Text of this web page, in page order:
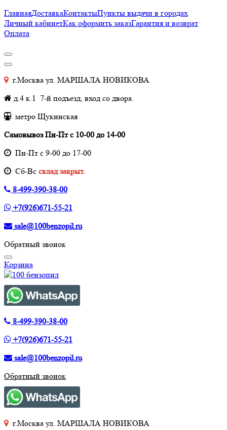
ГлавнаяДоставкаКонтактыПункты выдачи в городах
Личный кабинетКак оформить заказГарантия и возврат
Оплата
г.Москва ул. МАРШАЛА НОВИКОВА
д.4 к.1 7-й подъезд, вход со двора.
метро Щукинская
Самовывоз Пн-Пт с 10-00 до 14-00
Пн-Пт с 9-00 до 17-00
Cб-Вс склад закрыт.
8-499-390-38-00
+7(926)671-55-21
sale@100benzopil.ru
Обратный звонок
Корзина
8-499-390-38-00
+7(926)671-55-21
sale@100benzopil.ru
Обратный звонок
г.Москва ул. МАРШАЛА НОВИКОВА